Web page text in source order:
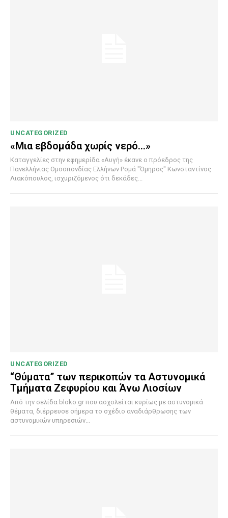
UNCATEGORIZED
«Μια εβδομάδα χωρίς νερό…»
Καταγγελίες στην εφημερίδα «Αυγή» έκανε ο πρόεδρος της
Πανελλήνιας Ομοσπονδίας Ελλήνων Ρομά "Όμηρος" Κωνσταντίνος
Λιακόπουλος, ισχυριζόμενος ότι δεκάδες...
UNCATEGORIZED
“Θύματα” των περικοπών τα Αστυνομικά
Τμήματα Ζεφυρίου και Άνω Λιοσίων
Από την σελίδα bloko.gr που ασχολείται κυρίως με αστυνομικά
θέματα, διέρρευσε σήμερα το σχέδιο αναδιάρθρωσης των
αστυνομικών υπηρεσιών...